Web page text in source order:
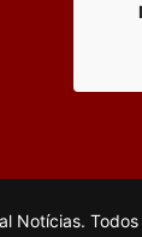
Notícias.